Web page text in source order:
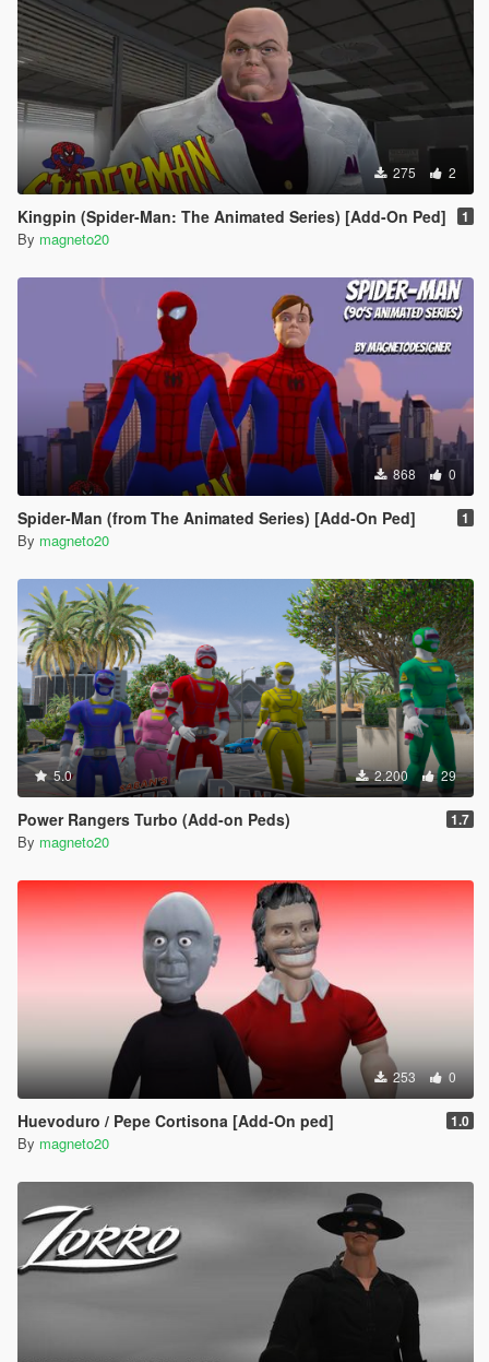
275 2
Kingpin (Spider-Man: The Animated Series) [Add-On Ped] 1
By magneto20
868 0
Spider-Man (from The Animated Series) [Add-On Ped] 1
By magneto20
5.0 2.200 29
Power Rangers Turbo (Add-on Peds) 1.7
By magneto20
253 0
Huevoduro / Pepe Cortisona [Add-On ped] 1.0
By magneto20